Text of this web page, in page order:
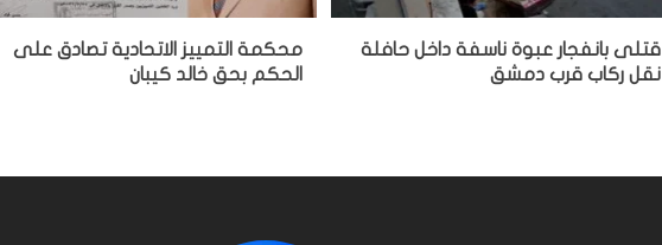
قتلى بانفجار عبوة ناسفة داخل حافلة
نقل ركاب قرب دمشق
محكمة التمييز الاتحادية تصادق على
الحكم بحق خالد كيبان